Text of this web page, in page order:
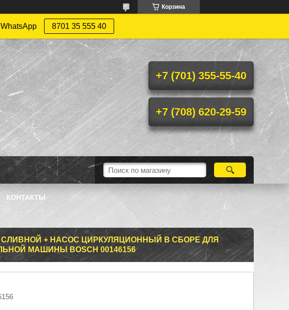
Корзина
8701 35 555 40
+7 (701) 355-55-40
+7 (708) 620-29-59
КОНТАКТЫ
+ НАСОС ЦИРКУЛЯЦИОННЫЙ В СБОРЕ ДЛЯ
МАШИНЫ BOSCH 00146156